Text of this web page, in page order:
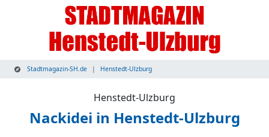
Stadtmagazin-SH.de Henstedt-Ulzburg
Henstedt-Ulzburg
Nackidei in Henstedt-Ulzburg